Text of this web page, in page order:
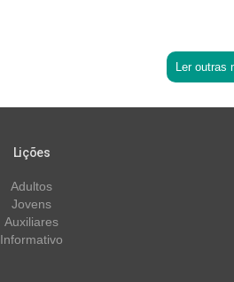
Ler outras
Lições
Adultos
Jovens
Auxiliares
Informativo